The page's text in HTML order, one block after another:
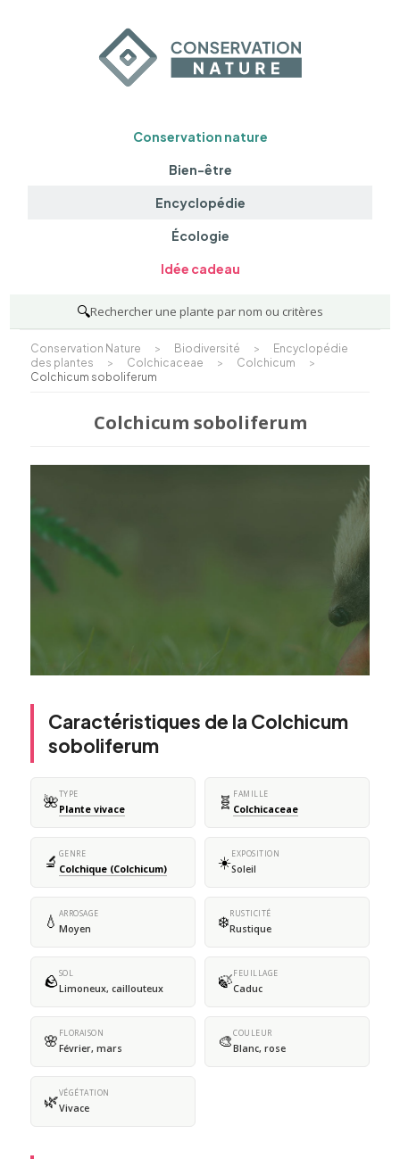
Conservation nature
Bien-être
Encyclopédie
Écologie
Idée cadeau
🔍Rechercher une plante par nom ou critères
Conservation Nature > Biodiversité >
Encyclopédie
des plantes
> Colchicaceae > Colchicum
>
Colchicum soboliferum
Colchicum soboliferum
Caractéristiques de la Colchicum
soboliferum
🌺TYPE
Plante vivace 🧬 FAMILLE
Colchicaceae
🔬 GENRE
Colchique (Colchicum) ☀️EXPOSITION
Soleil
💧 ARROSAGE
Moyen ❄️RUSTICITÉ
Rustique
🪨SOL
Limoneux, caillouteux 🍃FEUILLAGE
Caduc
🌸 FLORAISON
Février, mars 🎨COULEUR
Blanc, rose
🌿VÉGÉTATION
Vivace